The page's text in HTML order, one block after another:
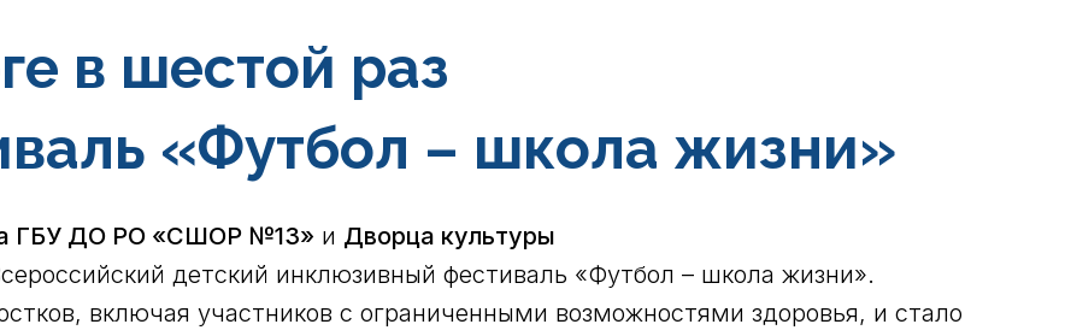
в шестой раз
«Футбол – школа жизни»
ГБУ ДО РО «СШОР №13» и Дворца культуры
детский инклюзивный фестиваль «Футбол – школа жизни».
включая участников с ограниченными возможностями здоровья, и стало